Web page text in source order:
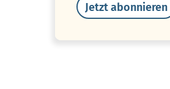
Jetzt abonnieren